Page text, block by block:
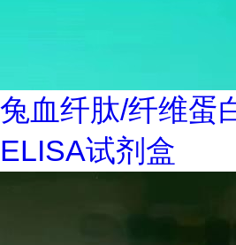
兔血纤肽/纤维蛋
ELISA试剂盒